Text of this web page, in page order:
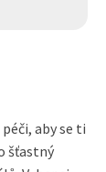
aby se ti
šťastný